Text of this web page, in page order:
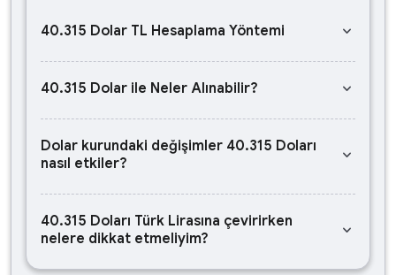
40.315 Dolar TL Hesaplama Yöntemi keyboard_arrow_down
40.315 Dolar ile Neler Alınabilir? keyboard_arrow_down
Dolar kurundaki değişimler 40.315 Doları
nasıl etkiler?
keyboard_arrow_down
40.315 Doları Türk Lirasına çevirirken
nelere dikkat etmeliyim?
keyboard_arrow_down